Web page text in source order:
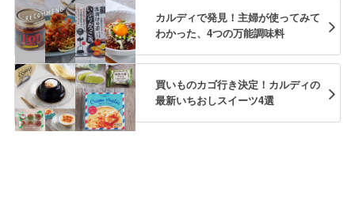
カルディで発見！主婦が使ってみて
わかった、4つの万能調味料
買いものカゴ行き決定！カルディの
最新いちおしスイーツ4選